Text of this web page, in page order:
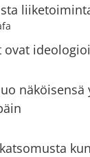
ovat
näköisensä